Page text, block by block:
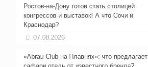
Ростов-на-Дону готов стать столицей
конгрессов и выставок! А что Сочи и
Краснодар?
07.08.2026
«Abrau Club на Плавнях»: что предлагает